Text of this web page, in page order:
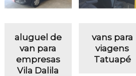
aluguel de
van para
empresas
Vila Dalila
vans para
viagens
Tatuapé